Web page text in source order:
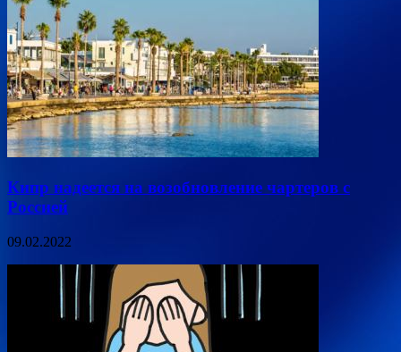
Кипр надеется на возобновление чартеров с
Россией
09.02.2022